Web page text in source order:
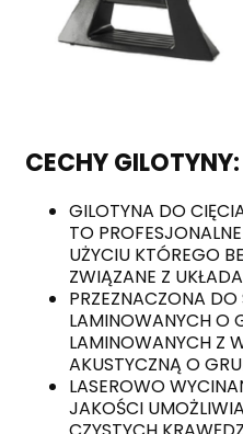
CECHY GILOTYNY:
GILOTYNA DO
TO
UŻYCIU KTÓREGO
ZWIĄZANE Z
PRZEZNACZONA
LAMINOWANYCH O
LAMINOWANYCH Z
AKUSTYCZNĄ O
LASEROWO
JAKOŚCI